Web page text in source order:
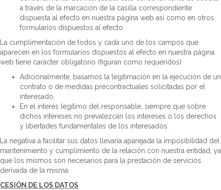
a través de la marcación de la casilla correspondiente
dispuesta al efecto en nuestra página web así como en otros
formularios dispuestos al efecto.
La cumplimentación de todos y cada uno de los campos que
aparecen en los formularios dispuestos al efecto en nuestra página
web tiene carácter obligatorio (figuran como requeridos)
Adicionalmente, basamos la legitimación en la ejecución de un
contrato o de medidas precontractuales solicitadas por el
interesado.
En el interés legítimo del responsable, siempre que sobre
dichos intereses no prevalezcan los intereses o los derechos
y libertades fundamentales de los interesados.
La negativa a facilitar sus datos llevaría aparejada la imposibilidad del
mantenimiento y cumplimiento de la relación con nuestra entidad, ya
que los mismos son necesarios para la prestación de servicios
derivada de la misma.
CESIÓN DE LOS DATOS